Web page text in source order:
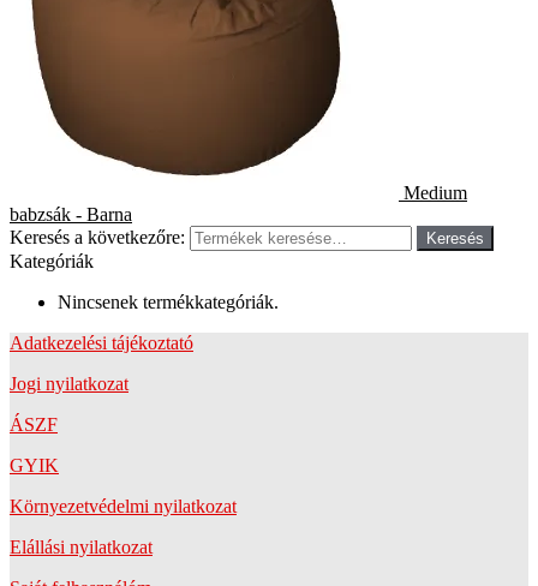
Medium
babzsák - Barna
Keresés a következőre:
Keresés
Kategóriák
Nincsenek termékkategóriák.
Adatkezelési tájékoztató
Jogi nyilatkozat
ÁSZF
GYIK
Környezetvédelmi nyilatkozat
Elállási nyilatkozat